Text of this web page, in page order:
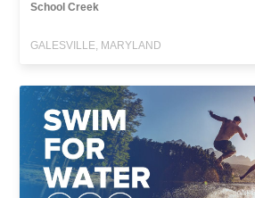
School Creek
GALESVILLE, MARYLAND